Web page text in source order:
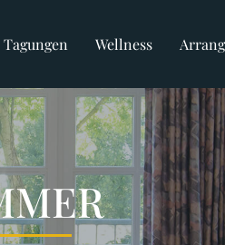
Tagungen Wellness